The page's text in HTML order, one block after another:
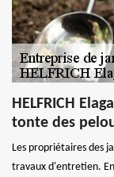
HELFRICH
tonte des
Les propriétaires des
travaux d'entretien.